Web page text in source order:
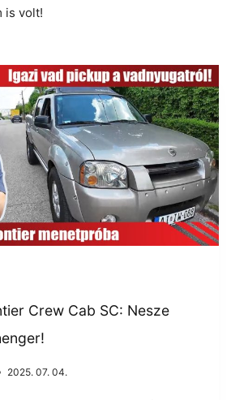
is volt!
Crew Cab SC: Nesze
2025. 07. 04.